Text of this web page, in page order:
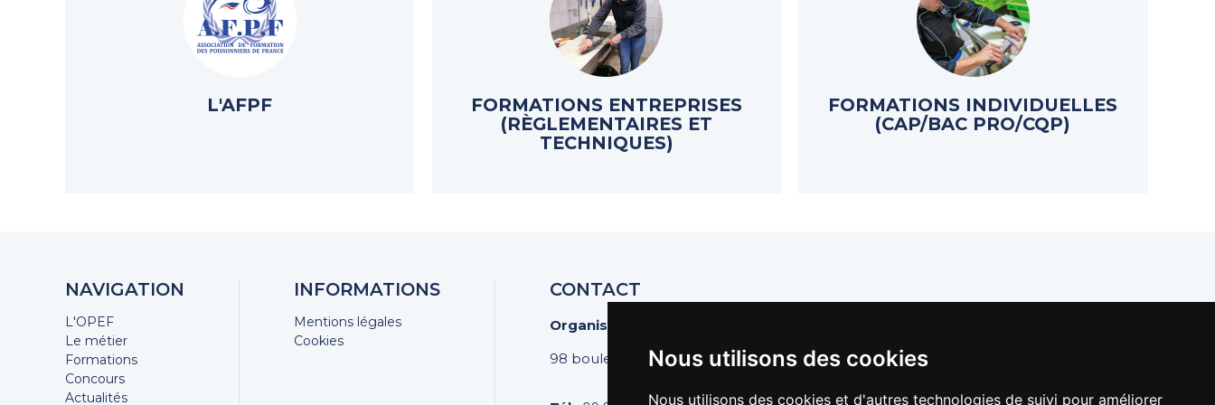
Nous utilisons des cookies
Nous utilisons des cookies et d'autres technologies de suivi pour améliorer
L'AFPF
FORMATIONS ENTREPRISES
(RÈGLEMENTAIRES ET
TECHNIQUES)
FORMATIONS INDIVIDUELLES
(CAP/BAC PRO/CQP)
NAVIGATION
L'OPEF
Le métier
Formations
Concours
Actualités
INFORMATIONS
Mentions légales
Cookies
CONTACT
Organisation des Poissonniers Écaillers de France
98 boulevard Pereire | 75017 PARIS